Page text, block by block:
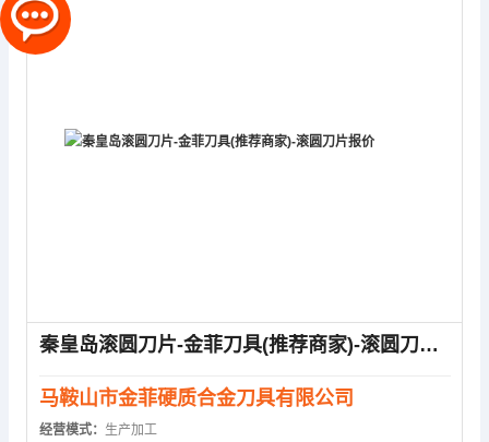
秦皇岛滚圆刀片-金菲刀具(推荐商家)-滚圆刀片报价
马鞍山市金菲硬质合金刀具有限公司
经营模式： 生产加工